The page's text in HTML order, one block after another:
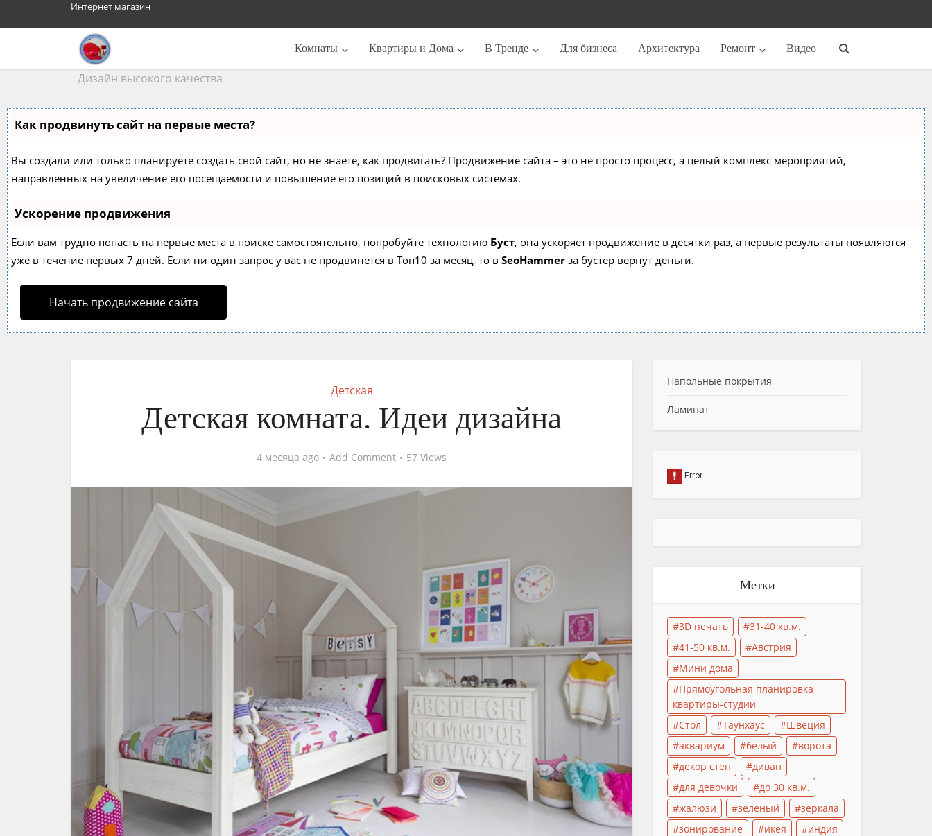
Интернет магазин
Дизайн высокого качества
Комнаты Квартиры и Дома В Тренде Для бизнеса Архитектура Ремонт Видео
Как продвинуть сайт на первые места?
Вы создали или только планируете создать свой сайт, но не знаете, как продвигать? Продвижение сайта – это не просто процесс, а целый комплекс мероприятий,
направленных на увеличение его посещаемости и повышение его позиций в поисковых системах.
Ускорение продвижения
Если вам трудно попасть на первые места в поиске самостоятельно, попробуйте технологию Буст, она ускоряет продвижение в десятки раз, а первые результаты появляются
уже в течение первых 7 дней. Если ни один запрос у вас не продвинется в Топ10 за месяц, то в SeoHammer за бустер вернут деньги.
Начать продвижение сайта
Детская
Детская комната. Идеи дизайна
4 месяца ago Add Comment 57 Views
Напольные покрытия
Ламинат
Метки
3D печать
31-40 кв.м.
41-50 кв.м.
Австрия
Мини дома
Прямоугольная планировка
квартиры-студии
Стол
Таунхаус
Швеция
аквариум
белый
ворота
декор стен
диван
для девочки
до 30 кв.м.
жалюзи
зелёный
зеркала
зонирование
икея
индия